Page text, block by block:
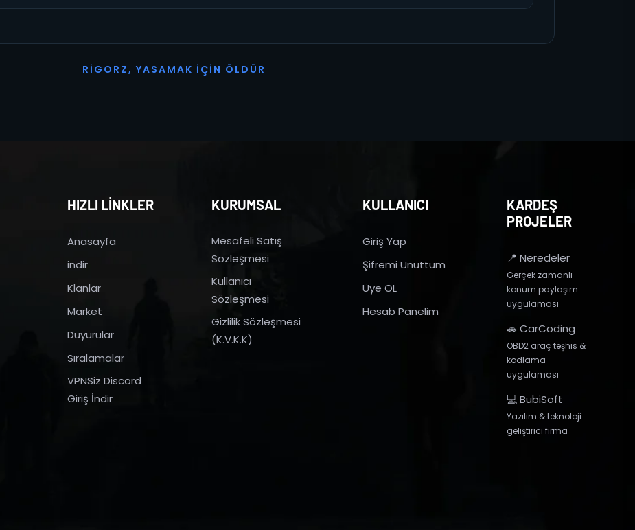
R I G O R Z, YASAMAK İ ÇI N Ö L D Ü R
HIZLI LİNKLER
Anasayfa
indir
Klanlar
Market
Duyurular
Sıralamalar
VPNSiz Discord
Giriş İndir
KURUMSAL
Mesafeli Satış
Sözleşmesi
Kullanıcı
Sözleşmesi
Gizlilik Sözleşmesi
(K.V.K.K)
KULLANICI
Giriş Yap
Şifremi Unuttum
Üye OL
Hesab Panelim
KARDEŞ
PROJELER
📍 Neredeler
Gerçek zamanlı
konum paylaşım
uygulaması
🚗 CarCoding
OBD2 araç teşhis &
kodlama
uygulaması
💻 BubiSoft
Yazılım & teknoloji
geliştirici firma